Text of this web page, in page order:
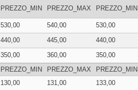
PREZZO_MIN PREZZO_MAX PREZZO_MIN
530,00 540,00 530,00
440,00 445,00 440,00
350,00 360,00 350,00
PREZZO_MIN PREZZO_MAX PREZZO_MIN
130,00 131,00 133,00